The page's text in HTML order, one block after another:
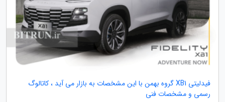
فیدلیتی XB1 گروه بهمن با این مشخصات به بازار می آید ، کاتالوگ
رسمی و مشخصات فنی